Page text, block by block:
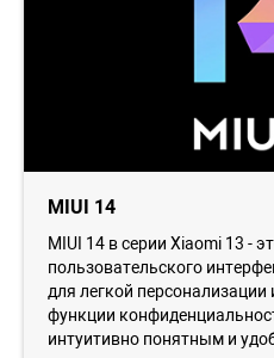
MIUI 14
MIUI 14 в серии Xiaomi 13 -
пользовательского
для легкой
функции
интуитивно понятным и